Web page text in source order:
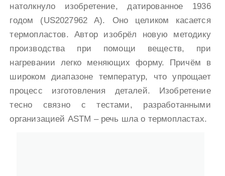
натолкнуло изобретение, датированное 1936
годом (US2027962 A). Оно целиком касается
термопластов. Автор изобрёл новую методику
производства при помощи веществ, при
нагревании легко меняющих форму. Причём в
широком диапазоне температур, что упрощает
процесс изготовления деталей. Изобретение
тесно связно с тестами, разработанными
организацией ASTM – речь шла о термопластах.